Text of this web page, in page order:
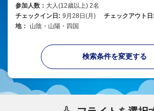
参加人数： 大人(12歳以上) 2名
チェックイン日: 9月28日(月) チェックアウト日:
地：
山陰・山陽・四国
検索条件を変更する